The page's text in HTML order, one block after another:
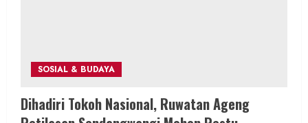
SOSIAL & BUDAYA
Dihadiri Tokoh Nasional, Ruwatan Ageng